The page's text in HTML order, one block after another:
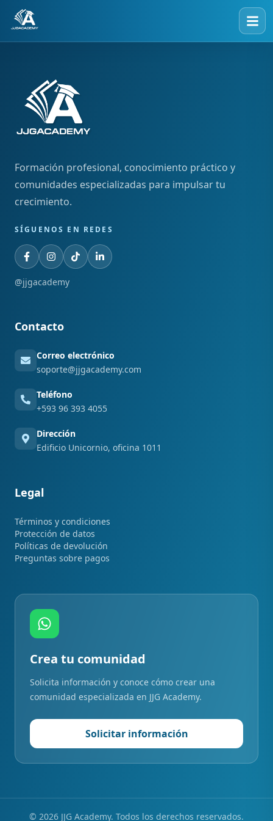
Formación profesional, conocimiento práctico y
comunidades especializadas para impulsar tu
crecimiento.
SÍGUENOS EN REDES
@jjgacademy
Contacto
Correo electrónico
soporte@jjgacademy.com
Teléfono
+593 96 393 4055
Dirección
Edificio Unicornio, oficina 1011
Legal
Términos y condiciones
Protección de datos
Políticas de devolución
Preguntas sobre pagos
Crea tu comunidad
Solicita información y conoce cómo crear una
comunidad especializada en JJG Academy.
Solicitar información
© 2026 JJG Academy. Todos los derechos reservados.